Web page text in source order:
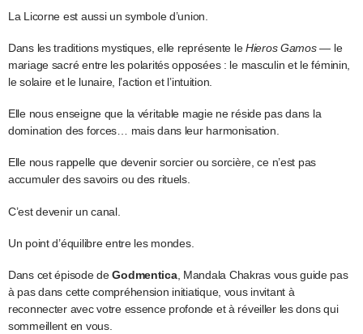
La Licorne est aussi un symbole d’union.
Dans les traditions mystiques, elle représente leHieros Gamos— le
mariage sacré entre les polarités opposées : le masculin et le féminin,
le solaire et le lunaire, l’action et l’intuition.
Elle nous enseigne que la véritable magie ne réside pas dans la
domination des forces… mais dans leur harmonisation.
Elle nous rappelle que devenir sorcier ou sorcière, ce n’est pas
accumuler des savoirs ou des rituels.
C’est devenir un canal.
Un point d’équilibre entre les mondes.
Dans cet épisode deGodmentica, Mandala Chakras vous guide pas
à pas dans cette compréhension initiatique, vous invitant à
reconnecter avec votre essence profonde et à réveiller les dons qui
sommeillent en vous.